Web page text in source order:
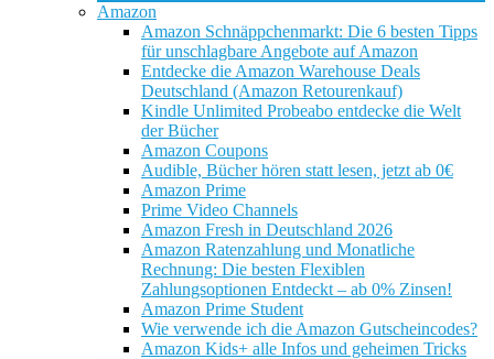
Amazon
Amazon Schnäppchenmarkt: Die 6 besten Tipps
für unschlagbare Angebote auf Amazon
Entdecke die Amazon Warehouse Deals
Deutschland (Amazon Retourenkauf)
Kindle Unlimited Probeabo entdecke die Welt
der Bücher
Amazon Coupons
Audible, Bücher hören statt lesen, jetzt ab 0€
Amazon Prime
Prime Video Channels
Amazon Fresh in Deutschland 2026
Amazon Ratenzahlung und Monatliche
Rechnung: Die besten Flexiblen
Zahlungsoptionen Entdeckt – ab 0% Zinsen!
Amazon Prime Student
Wie verwende ich die Amazon Gutscheincodes?
Amazon Kids+ alle Infos und geheimen Tricks